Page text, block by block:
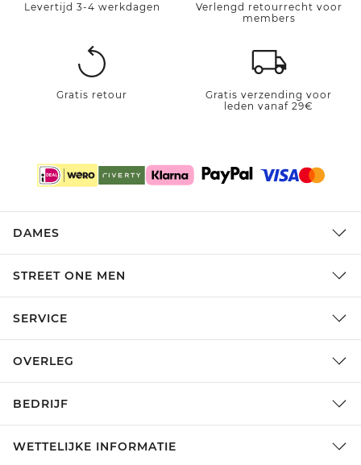
Levertijd 3-4 werkdagen
Verlengd retourrecht voor
members
Gratis retour
Gratis verzending voor
leden vanaf 29€
DAMES
STREET ONE MEN
SERVICE
OVERLEG
BEDRIJF
WETTELIJKE INFORMATIE